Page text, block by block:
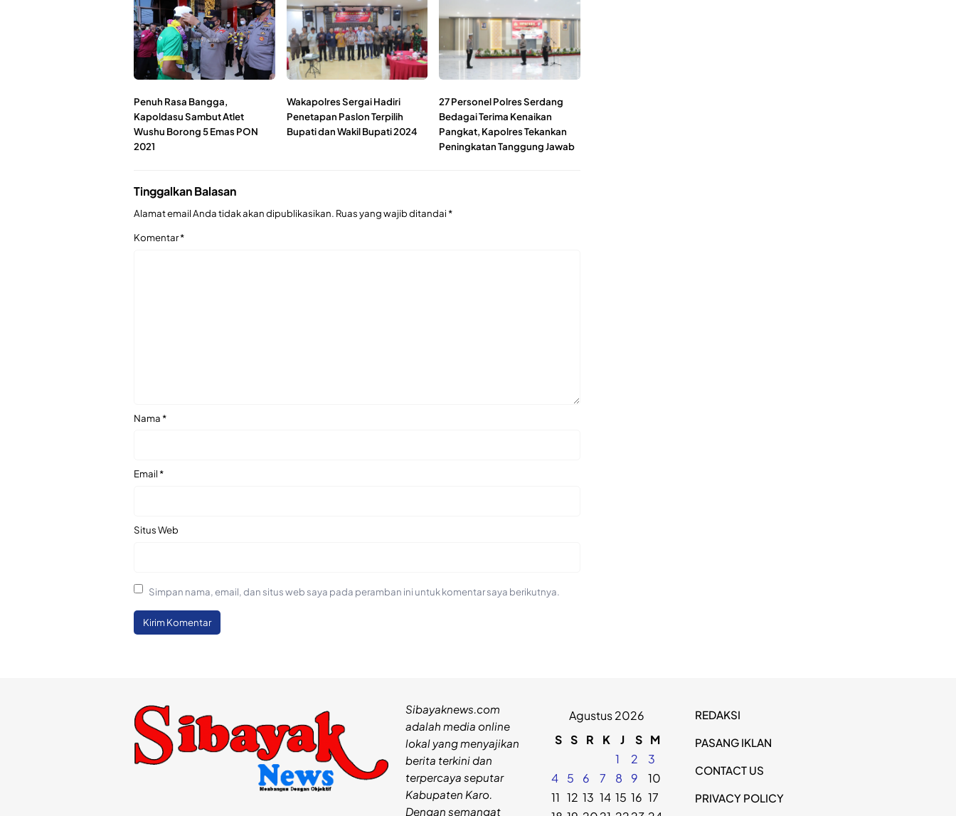
Penuh Rasa Bangga,
Kapoldasu Sambut Atlet
Wushu Borong 5 Emas PON
2021
Wakapolres Sergai Hadiri
Penetapan Paslon Terpilih
Bupati dan Wakil Bupati 2024
27 Personel Polres Serdang
Bedagai Terima Kenaikan
Pangkat, Kapolres Tekankan
Peningkatan Tanggung Jawab
Tinggalkan Balasan
Alamat email Anda tidak akan dipublikasikan. Ruas yang wajib ditandai*
Komentar*
Nama*
Email*
Situs Web
Simpan nama, email, dan situs web saya pada peramban ini untuk komentar saya berikutnya.
Sibayaknews.com
adalah media online
lokal yang menyajikan
berita terkini dan
terpercaya seputar
Kabupaten Karo.
Dengan semangat
Agustus 2026
S S R K J S M
1
2
3
4
5 6 7 8 9
10
11 12 13 14 15 16 17
REDAKSI
PASANG IKLAN
CONTACT US
PRIVACY POLICY